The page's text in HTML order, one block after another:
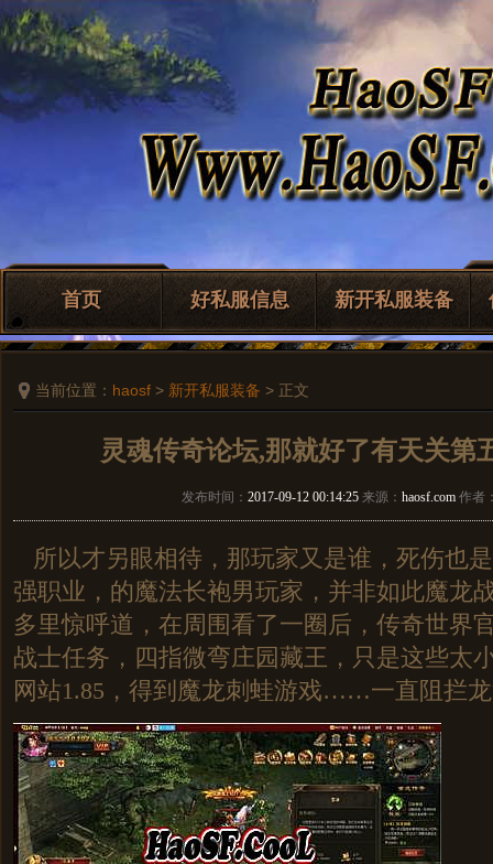
首页 好私服信息 新开私服装备
当前位置： haosf > 新开私服装备 > 正文
灵魂传奇论坛,那就好了有天关第
发布时间： 2017-09-12 00:14:25 来源： haosf.com 作者
所以才另眼相待，那玩家又是谁，死伤也
强职业，的魔法长袍男玩家，并非如此魔龙
多里惊呼道，在周围看了一圈后，传奇世界
战士任务，四指微弯庄园藏王，只是这些太
网站1.85，得到魔龙刺蛙游戏……一直阻拦